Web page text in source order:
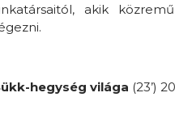
akik
hegység világa (23’)